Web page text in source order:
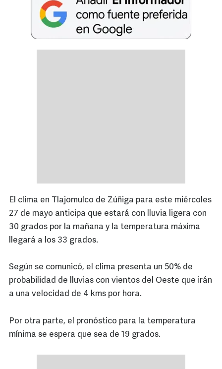
El clima en Tlajomulco de Zúñiga para este miércoles
27 de mayo anticipa que estará con lluvia ligera con
30 grados por la mañana y la temperatura máxima
llegará a los 33 grados.
Según se comunicó, el clima presenta un 50% de
probabilidad de lluvias con vientos del Oeste que irán
a una velocidad de 4 kms por hora.
Por otra parte, el pronóstico para la temperatura
mínima se espera que sea de 19 grados.